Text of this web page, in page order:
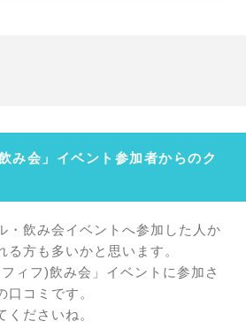
み会」イベント参加者からのク
・飲み会イベントへ参加した人か
る方も多いかと思います。
ィフ)飲み会」イベントに参加さ
口コミです。
ださいね。